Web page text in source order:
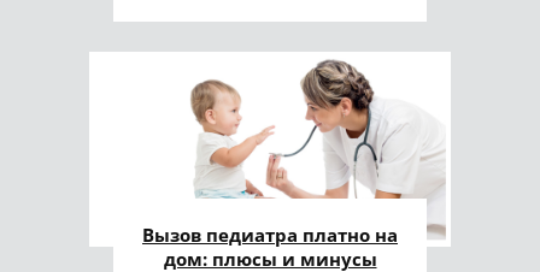
Вызов педиатра платно на
дом: плюсы и минусы